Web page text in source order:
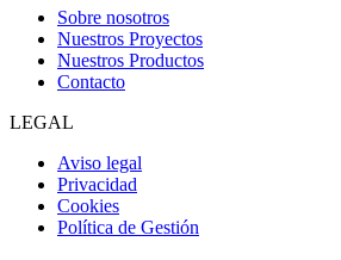
Sobre nosotros
Nuestros Proyectos
Nuestros Productos
Contacto
LEGAL
Aviso legal
Privacidad
Cookies
Política de Gestión